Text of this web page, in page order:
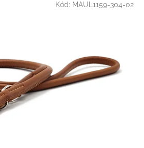
Kód: MAUL1159-304-02